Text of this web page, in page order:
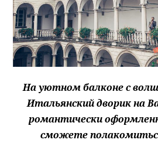
На уютном балконе с
Итальянский дворик на
романтически
сможете